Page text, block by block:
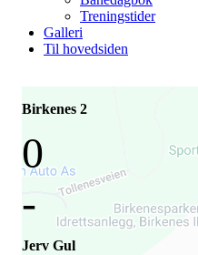
Treningstider
Galleri
Til hovedsiden
Birkenes 2
0
-
Jerv Gul